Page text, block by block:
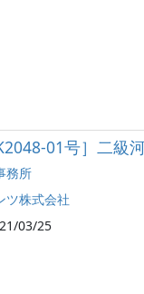
01号］二級
務所
ツ株式会社
03/25